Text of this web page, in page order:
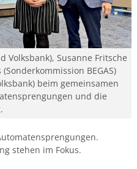
Volksbank), Susanne Fritsche
BEGAS)
beim gemeinsamen
und die
stehen im Fokus.